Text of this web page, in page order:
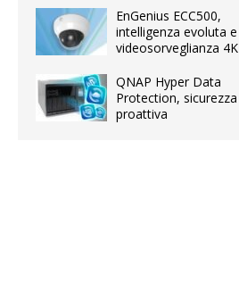
EnGenius ECC500,
intelligenza evoluta e
videosorveglianza 4K
QNAP Hyper Data
Protection, sicurezza
proattiva